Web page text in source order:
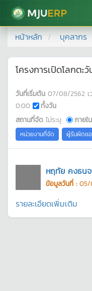
มหาวิทยาลัยแม่โจ้
หน้าหลัก บุคลากร
โครงการเปิดโลกตะ
วันที่เริ่มต้น 07/08/2562
0:00
ทั้งวัน
สถานที่จัด ไม่ระบุ ภายใ
หน่วยงานที่จัด ผู้รับผิดช
หฤทัย คงธน
ข้อมูลวันที่ : 05/
รายละเอียดเพิ่มเติม